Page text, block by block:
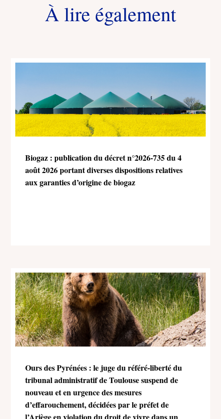
À lire également
Biogaz : publication du décret n°2026-735 du 4
août 2026 portant diverses dispositions relatives
aux garanties d’origine de biogaz
Ours des Pyrénées : le juge du référé-liberté du
tribunal administratif de Toulouse suspend de
nouveau et en urgence des mesures
d’effarouchement, décidées par le préfet de